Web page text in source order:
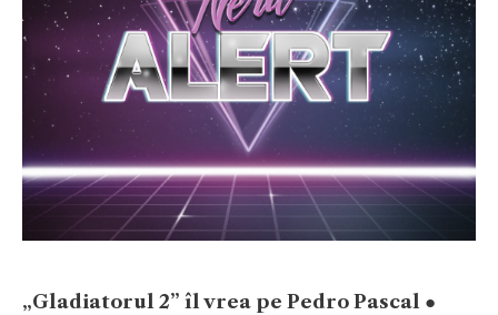
„Gladiatorul 2” îl vrea pe Pedro Pascal ●